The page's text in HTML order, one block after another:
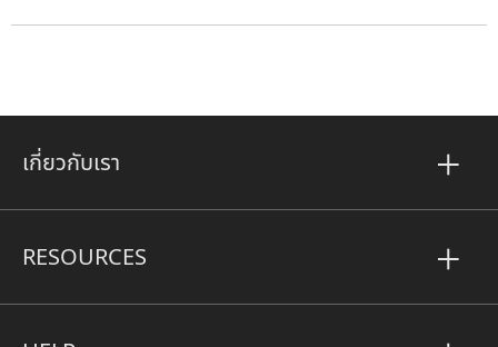
เกี่ยวกับเรา
RESOURCES